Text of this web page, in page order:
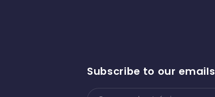
Subscribe to our emails